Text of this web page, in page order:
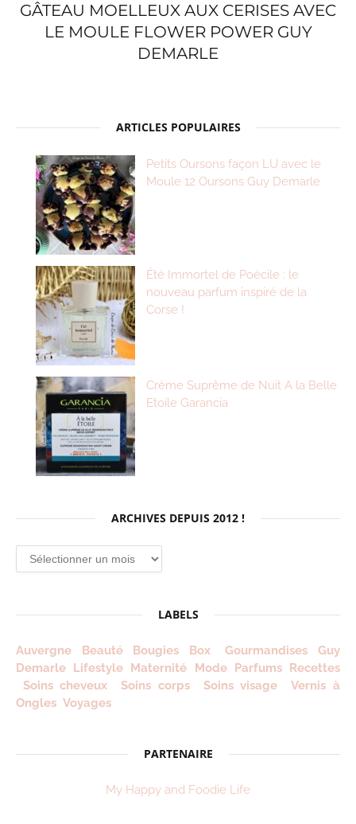
GÂTEAU MOELLEUX AUX CERISES AVEC
LE MOULE FLOWER POWER GUY
DEMARLE
ARTICLES POPULAIRES
Petits Oursons façon LU avec le
Moule 12 Oursons Guy Demarle
Été Immortel de Poécile : le
nouveau parfum inspiré de la
Corse !
Crème Suprême de Nuit A la Belle
Etoile Garancia
ARCHIVES DEPUIS 2012 !
LABELS
Auvergne Beauté Bougies Box Gourmandises
Guy
Demarle Lifestyle Maternité Mode Parfums Recettes
Soins cheveux
Soins corps Soins visage
Vernis à
Ongles Voyages
PARTENAIRE
My Happy and Foodie Life